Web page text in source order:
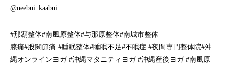
@neebui_kaabui
#那覇整体#南風原整体#与那原整体#南城市整体
膝痛#股関節痛 #睡眠整体#睡眠不足#不眠症 #夜間専門整体院#沖
縄オンラインヨガ #沖縄マタニティヨガ #沖縄産後ヨガ #南風原